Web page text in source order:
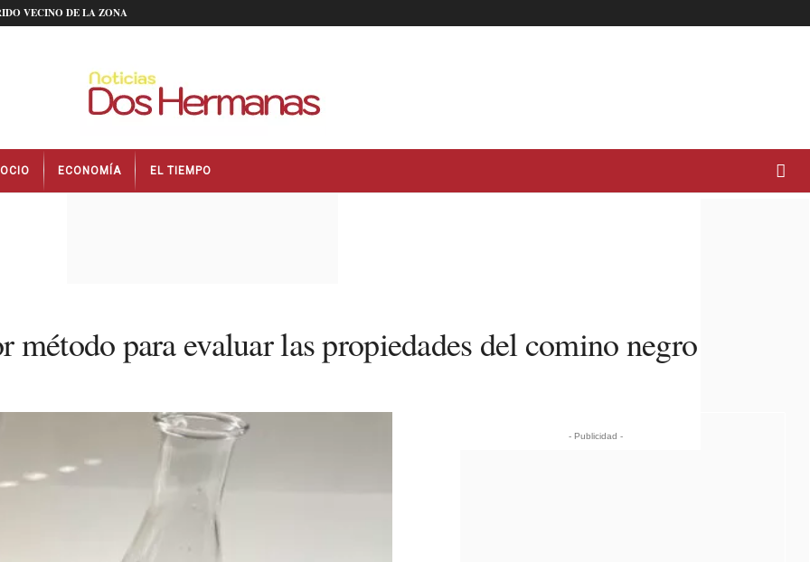
VECINO DE LA ZONA
OCIO ECONOMÍA EL TIEMPO
para evaluar las propiedades del comino negro
- Publicidad -